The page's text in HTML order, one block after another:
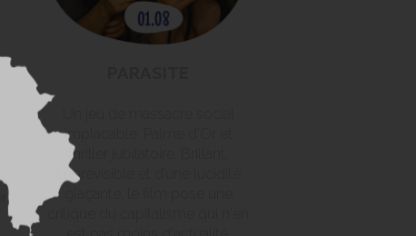
implacable. Palme d’Or et
thriller jubilatoire. Brillant,
imprévisible et d’une lucidité